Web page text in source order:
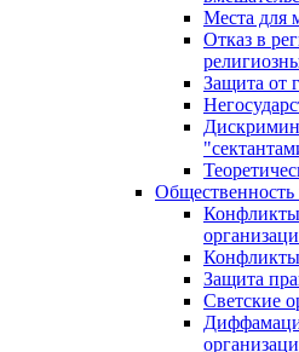
Места для
Отказ в
Защита от
Защита
Светские